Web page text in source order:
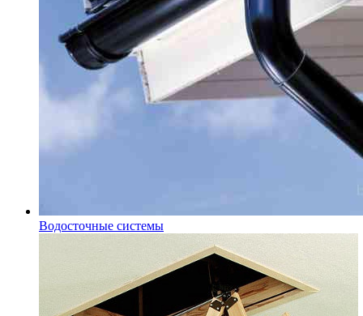
Водосточные системы